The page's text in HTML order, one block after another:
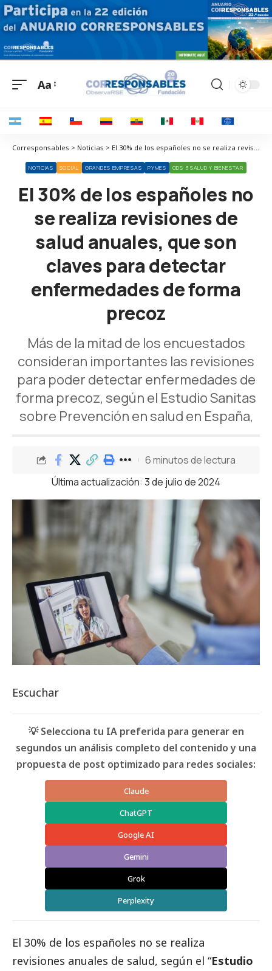
Aa
Corresponsables > Noticias > El 30% de los españoles no se realiza revisiones de salud anuales, que son claves para detectar enfermedades de forma precoz
NOTICIAS SOCIAL GRANDES EMPRESAS PYMES ODS 3 SALUD Y BIENESTAR
El 30% de los españoles no
se realiza revisiones de
salud anuales, que son
claves para detectar
enfermedades de forma
precoz
Más de la mitad de los encuestados
consideran importantes las revisiones
para poder detectar enfermedades de
forma precoz, según el Estudio Sanitas
sobre Prevención en salud en España,
Última actualización: 3 de julio de 2024
6 minutos de lectura
Escuchar
💡 Selecciona tu IA preferida para generar en
segundos un análisis completo del contenido y una
propuesta de post optimizado para redes sociales:
Claude
ChatGPT
Google AI
Gemini
Grok
Perplexity
El 30% de los españoles no se realiza
revisiones anuales de salud, según el “Estudio